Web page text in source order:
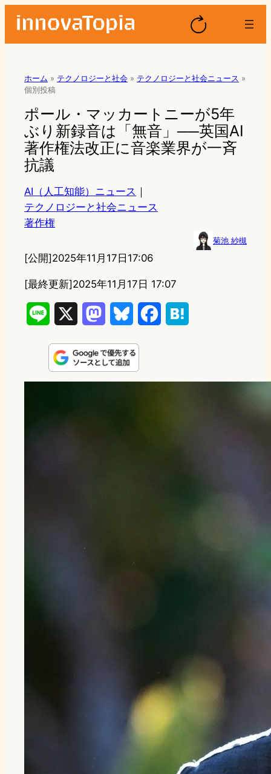
ホーム » テクノロジーと社会 » テクノロジーと社会ニュース »
個別投稿
ポール・マッカートニーが5年
ぶり新録音は「無音」──英国AI
著作権法改正に音楽業界が一斉
抗議
AI（人工知能）ニュース ｜
テクノロジーと社会ニュース
著作権
菊池 紗槻
[公開]2025年11月17日17:06
[最終更新]2025年11月17日 17:07
n
e
s
t
u
e
e
e